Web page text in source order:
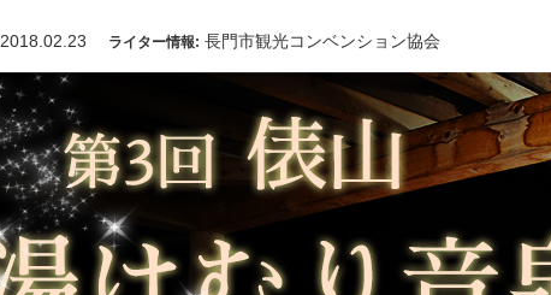
2018.02.23 ライター情報: 長門市観光コンベンション協会